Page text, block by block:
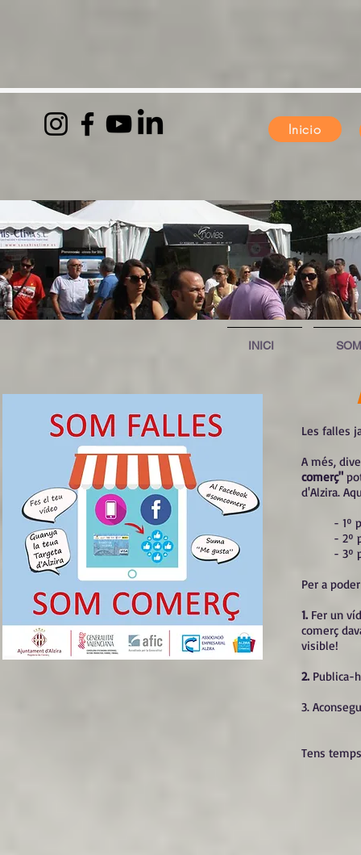
Inicio
INICI SOM
Les falles
A més,
comerç"
d'Alzira.
- 1º
- 2º
- 3º
Per a
1. Fer un
comerç
visible!
2. Publica-
3.
Tens